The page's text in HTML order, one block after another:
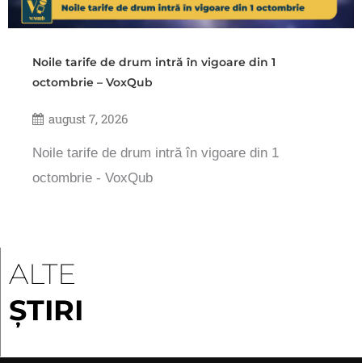
Noile tarife de drum intră în vigoare din 1
octombrie – VoxQub
august 7, 2026
Noile tarife de drum intră în vigoare din 1
octombrie - VoxQub
ALTE
ȘTIRI